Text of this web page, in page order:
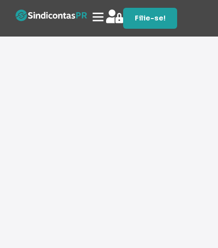
Filie-se!